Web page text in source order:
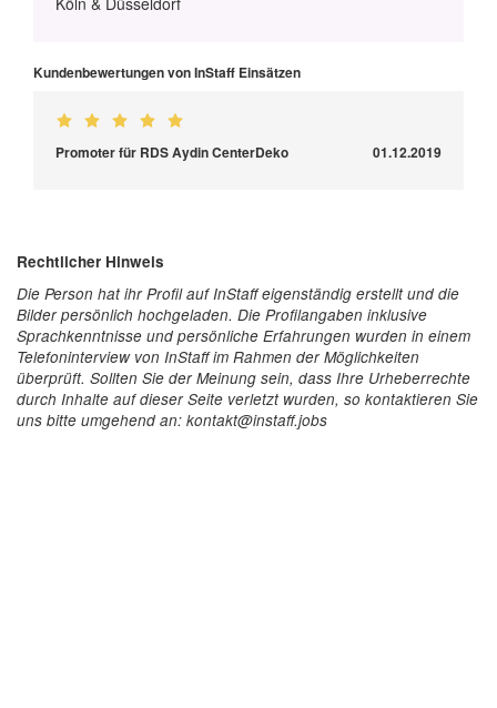
Kundenbewertungen von InStaff Einsätzen
Promoter für RDS Aydin CenterDeko 01.12.2019
Rechtlicher Hinweis
Die Person hat ihr Profil auf InStaff eigenständig erstellt und die
Bilder persönlich hochgeladen. Die Profilangaben inklusive
Sprachkenntnisse und persönliche Erfahrungen wurden in einem
Telefoninterview von InStaff im Rahmen der Möglichkeiten
überprüft. Sollten Sie der Meinung sein, dass Ihre Urheberrechte
durch Inhalte auf dieser Seite verletzt wurden, so kontaktieren Sie
uns bitte umgehend an: kontakt@instaff.jobs